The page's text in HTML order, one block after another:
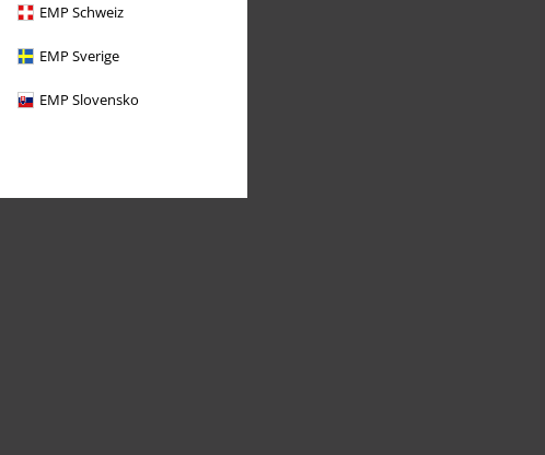
EMP Schweiz
EMP Sverige
EMP Slovensko